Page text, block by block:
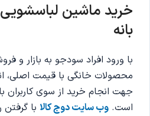
خرید ماشین
بانه
با ورود افراد سودجو به بازار و
محصولات خانگی با قیمت اصلی،
جهت انجام خرید از سوی
است. وب سایت دوج کالا با